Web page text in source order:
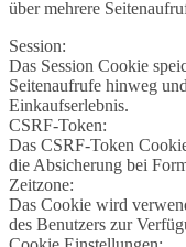
über mehrere
Session:
Das Session Cookie
Seitenaufrufe hinweg
Einkaufserlebnis.
CSRF-Token:
Das CSRF-Token
die Absicherung bei
Zeitzone:
Das Cookie wird
des Benutzers zur